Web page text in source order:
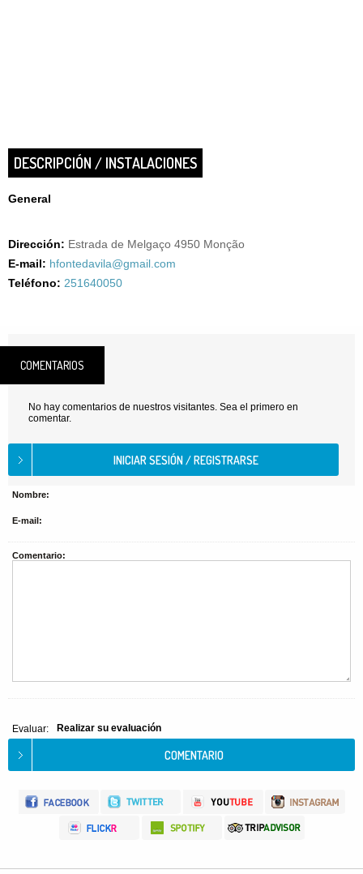
DESCRIPCIÓN / INSTALACIONES
General
Dirección: Estrada de Melgaço 4950 Monção
E-mail: hfontedavila@gmail.com
Teléfono: 251640050
COMENTARIOS
No hay comentarios de nuestros visitantes. Sea el primero en
comentar.
Nombre:
E-mail:
Comentario:
Evaluar: Realizar su evaluación